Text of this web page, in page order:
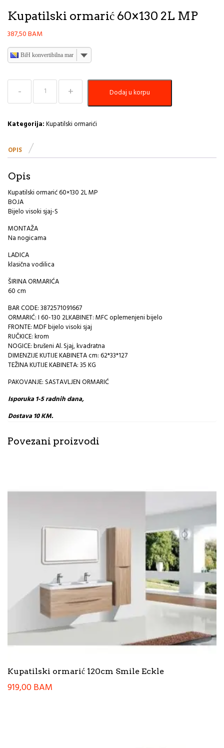
Kupatilski ormarić 60×130 2L MP
387,50BAM
BiH konvertibilna marka
Kupatilski
ormarić
60×130
MP
Dodaj u korpu
Kategorija:Kupatilski ormarići
OPIS
Opis
Kupatilski ormarić 60×130 2L MP
BOJA
Bijelo visoki sjaj-S
MONTAŽA
Na nogicama
LADICA
klasična vodilica
ŠIRINA ORMARIĆA
60 cm
BAR CODE: 3872571091667
ORMARIĆ: I 60-130 2LKABINET: MFC oplemenjeni bijelo
FRONTE: MDF bijelo visoki sjaj
RUČKICE: krom
NOGICE: brušeni Al. Sjaj, kvadratna
DIMENZIJE KUTIJE KABINETA cm: 62*33*127
TEŽINA KUTIJE KABINETA: 35 KG
PAKOVANJE: SASTAVLJEN ORMARIĆ
Isporuka 1-5 radnih dana,
Dostava 10 KM.
Povezani proizvodi
Kupatilski ormarić 120cm Smile Eckle
919,00BAM